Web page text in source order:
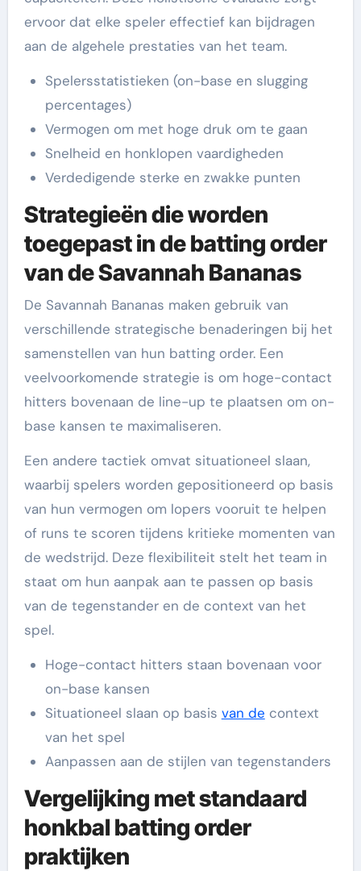
ervoor dat elke speler effectief kan bijdragen
aan de algehele prestaties van het team.
Spelersstatistieken (on-base en slugging
percentages)
Vermogen om met hoge druk om te gaan
Snelheid en honklopen vaardigheden
Verdedigende sterke en zwakke punten
Strategieën die worden
toegepast in de batting order
van de Savannah Bananas
De Savannah Bananas maken gebruik van
verschillende strategische benaderingen bij het
samenstellen van hun batting order. Een
veelvoorkomende strategie is om hoge-contact
hitters bovenaan de line-up te plaatsen om on-
base kansen te maximaliseren.
Een andere tactiek omvat situationeel slaan,
waarbij spelers worden gepositioneerd op basis
van hun vermogen om lopers vooruit te helpen
of runs te scoren tijdens kritieke momenten van
de wedstrijd. Deze flexibiliteit stelt het team in
staat om hun aanpak aan te passen op basis
van de tegenstander en de context van het
spel.
Hoge-contact hitters staan bovenaan voor
on-base kansen
Situationeel slaan op basis van de context
van het spel
Aanpassen aan de stijlen van tegenstanders
Vergelijking met standaard
honkbal batting order
praktijken